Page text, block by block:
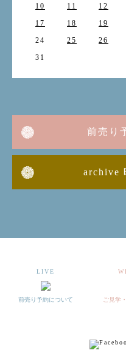
10
11 12
17
18 19
24
25 26
31
前売り
archive
LIVE
前売り予約について ご見学